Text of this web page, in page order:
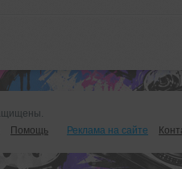
Помощь Реклама на сайте